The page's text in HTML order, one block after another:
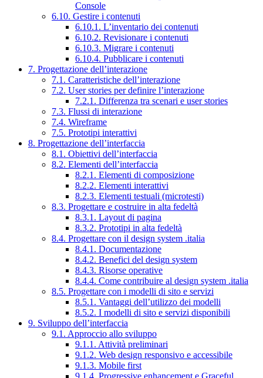
Console
6.10. Gestire i contenuti
6.10.1. L’inventario dei contenuti
6.10.2. Revisionare i contenuti
6.10.3. Migrare i contenuti
6.10.4. Pubblicare i contenuti
7. Progettazione dell’interazione
7.1. Caratteristiche dell’interazione
7.2. User stories per definire l’interazione
7.2.1. Differenza tra scenari e user stories
7.3. Flussi di interazione
7.4. Wireframe
7.5. Prototipi interattivi
8. Progettazione dell’interfaccia
8.1. Obiettivi dell’interfaccia
8.2. Elementi dell’interfaccia
8.2.1. Elementi di composizione
8.2.2. Elementi interattivi
8.2.3. Elementi testuali (microtesti)
8.3. Progettare e costruire in alta fedeltà
8.3.1. Layout di pagina
8.3.2. Prototipi in alta fedeltà
8.4. Progettare con il design system .italia
8.4.1. Documentazione
8.4.2. Benefici del design system
8.4.3. Risorse operative
8.4.4. Come contribuire al design system .italia
8.5. Progettare con i modelli di sito e servizi
8.5.1. Vantaggi dell’utilizzo dei modelli
8.5.2. I modelli di sito e servizi disponibili
9. Sviluppo dell’interfaccia
9.1. Approccio allo sviluppo
9.1.1. Attività preliminari
9.1.2. Web design responsivo e accessibile
9.1.3. Mobile first
9.1.4. Progressive enhancement e Graceful